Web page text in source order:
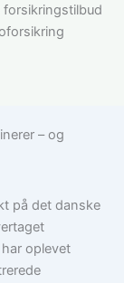
– og
på det danske
oplevet